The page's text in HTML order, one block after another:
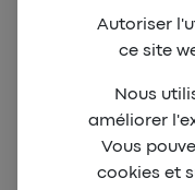
Autoriser
ce site
Nous
améliorer
Vous
cookies et